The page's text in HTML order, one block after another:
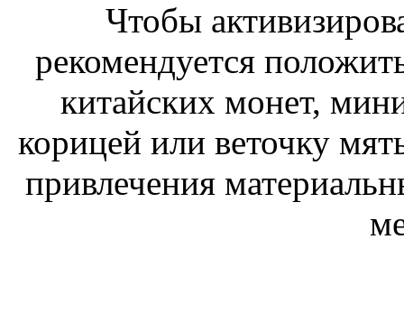
Чтобы
рекомендуется
китайских монет,
корицей или веточку
привлечения